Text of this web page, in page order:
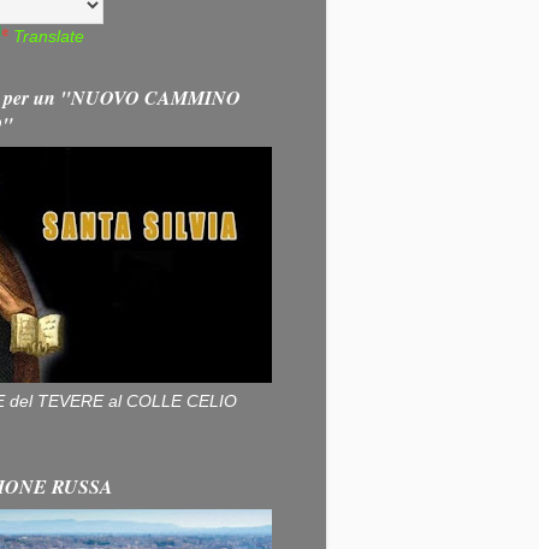
Translate
per un "NUOVO CAMMINO
del TEVERE al COLLE CELIO
RUSSA